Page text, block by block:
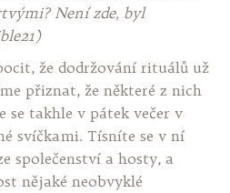
Není zde, byl
že dodržování rituálů už
přiznat, že některé z nich
se takhle v pátek večer v
svíčkami. Tísníte se v ní
společenství a hosty, a
nějaké neobvyklé